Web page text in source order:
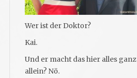
Wer ist der Doktor?
Kai.
Und er macht das hier alles ganz
allein? Nö.